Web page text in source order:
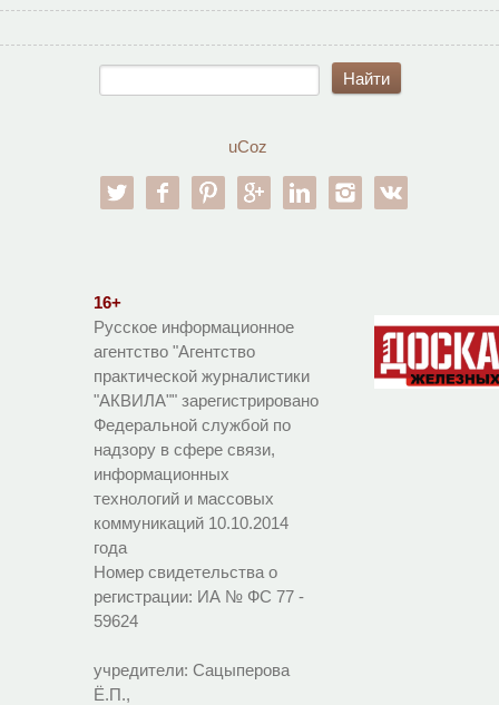
uCoz
twitter facebookpinterestgoogle-pllinkedin instagram
16+
Русское информационное
агентство "Агентство
практической журналистики
"АКВИЛА"" зарегистрировано
Федеральной службой по
надзору в сфере связи,
информационных
технологий и массовых
коммуникаций 10.10.2014
года
Номер свидетельства о
регистрации: ИА № ФС 77 -
59624
учредители: Сацыперова
Ё.П.,